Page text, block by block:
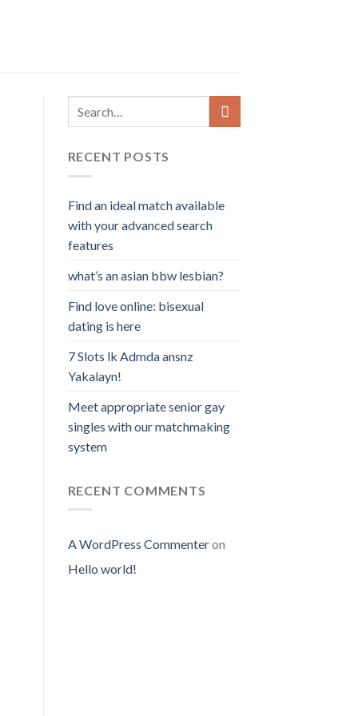
RECENT POSTS
Find an ideal match available
with your advanced search
features
what’s an asian bbw lesbian?
Find love online: bisexual
dating is here
7 Slots lk Admda ansnz
Yakalayn!
Meet appropriate senior gay
singles with our matchmaking
system
RECENT COMMENTS
A WordPress Commenteron
Hello world!